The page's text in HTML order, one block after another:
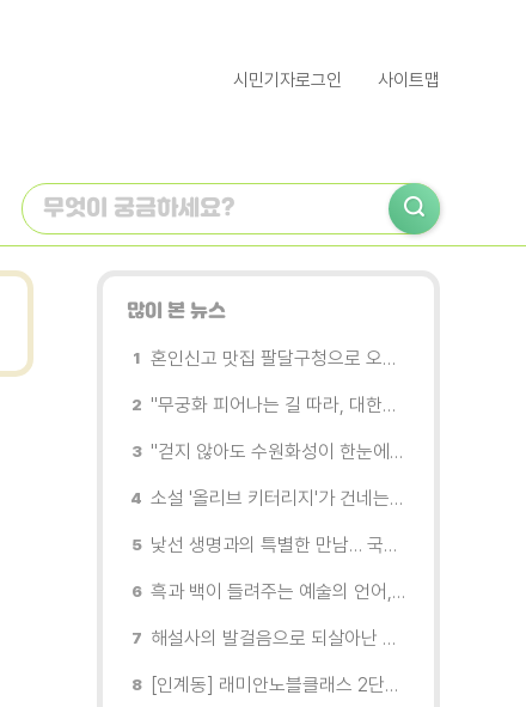
시민기자로그인 사이트맵
많이 본 뉴스
혼인신고 맛집 팔달구청으로 오세요
"무궁화 피어나는 길 따라, 대한민국을 걷는다"
"걷지 않아도 수원화성이 한눈에"…무장애 관광버스 '수원행차' 타보니
소설 '올리브 키터리지'가 건네는 삶과 연민의 철학
낯선 생명과의 특별한 만남… 국제전 《패트리샤 피치니니: 킨쉽》
흑과 백이 들려주는 예술의 언어, 수원시립미술관 소장품전《블랑 블랙 파노라마》
해설사의 발걸음으로 되살아난 수원의 독립운동 역사
[인계동] 래미안노블클래스 2단지 경로당, 무더위 속 독거노인에게 '따뜻한 한 끼' 대접